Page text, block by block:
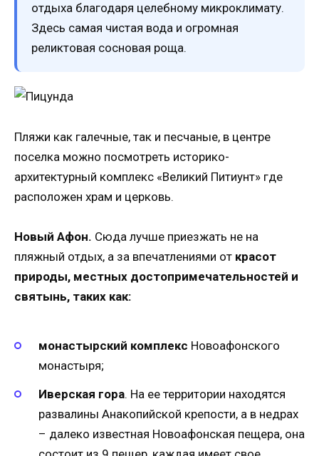
отдыха благодаря целебному микроклимату.
Здесь самая чистая вода и огромная
реликтовая сосновая роща.
Пляжи как галечные, так и песчаные, в центре
поселка можно посмотреть историко-
архитектурный комплекс «Великий Питиунт» где
расположен храм и церковь.
Новый Афон. Сюда лучше приезжать не на
пляжный отдых, а за впечатлениями от красот
природы, местных достопримечательностей и
святынь, таких как:
монастырский комплекс Новоафонского
монастыря;
Иверская гора. На ее территории находятся
развалины Анакопийской крепости, а в недрах
– далеко известная Новоафонская пещера, она